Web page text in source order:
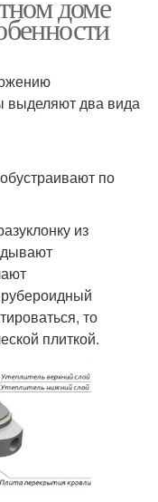
выделяют два вида
по
из
то
плиткой.